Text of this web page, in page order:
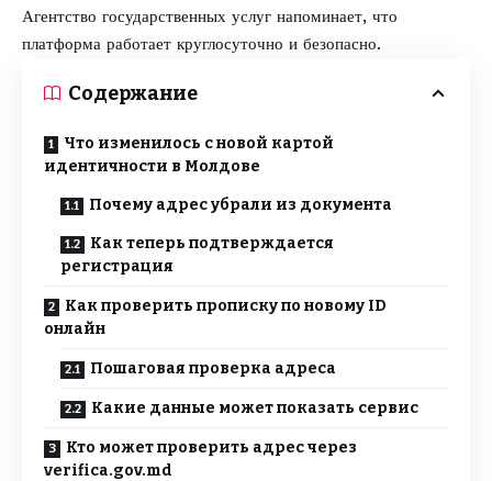
Агентство государственных услуг напоминает, что
платформа работает круглосуточно и безопасно.
Содержание
Что изменилось с новой картой
идентичности в Молдове
Почему адрес убрали из документа
Как теперь подтверждается
регистрация
Как проверить прописку по новому ID
онлайн
Пошаговая проверка адреса
Какие данные может показать сервис
Кто может проверить адрес через
verifica.gov.md